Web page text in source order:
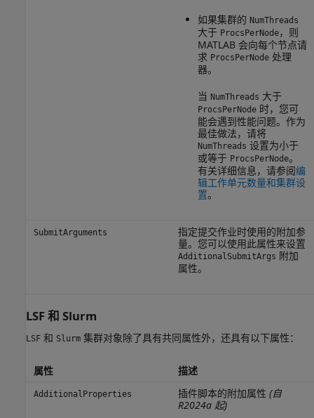
如果集群的 NumThreads
大于 ProcsPerNode，则
MATLAB 会向每个节点请
求 ProcsPerNode处理
器。
当 NumThreads 大于
ProcsPerNode时，您可
能会遇到性能问题。作为
最佳做法，请将
NumThreads 设置为小于
或等于 ProcsPerNode。
有关详细信息，请参阅编
辑工作单元数量和集群设
置。
SubmitArguments
指定提交作业时使用的附加参
量。您可以使用此属性来设置
AdditionalSubmitArgs 附加
属性。
LSF和 Slurm
LSF 和 Slurm 集群对象除了具有共同属性外，还具有以下属性：
属性 描述
AdditionalProperties 插件脚本的附加属性 (自
R2024a 起)